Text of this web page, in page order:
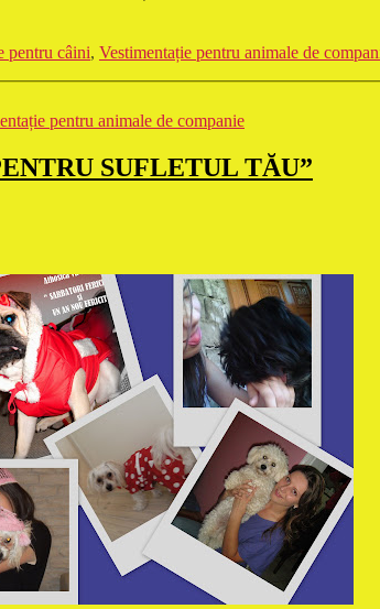
pentru câini, Vestimentație pentru animale de
pentru animale de companie
SUFLETUL TĂU”